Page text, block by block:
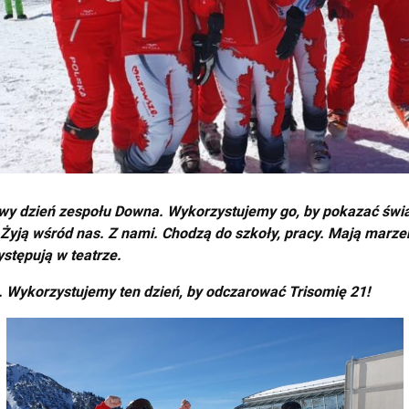
dzień zespołu Downa. Wykorzystujemy go, by pokazać
wśród nas. Z nami. Chodzą do szkoły, pracy. Mają
w teatrze.
ten dzień, by odczarować Trisomię 21!